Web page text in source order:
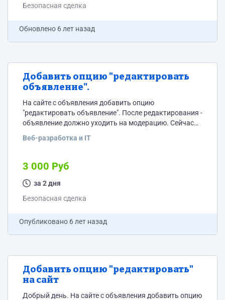
Безопасная сделка
Обновлено 6 лет назад
Добавить опцию "редактировать
объявление".
На сайте с объявления добавить опцию
"редактировать объявление". После редактирования -
объявление должно уходить на модерацию. Сейчас
разделах, необходимо будет ее подписать (добавить
плагины! Сайт по запросу!
Веб-разработка и IT
3 000 Руб
за 2 дня
Безопасная сделка
Опубликовано 6 лет назад
Добавить опцию "редактировать"
на сайт
Добрый день. На сайте с объявления добавить опцию